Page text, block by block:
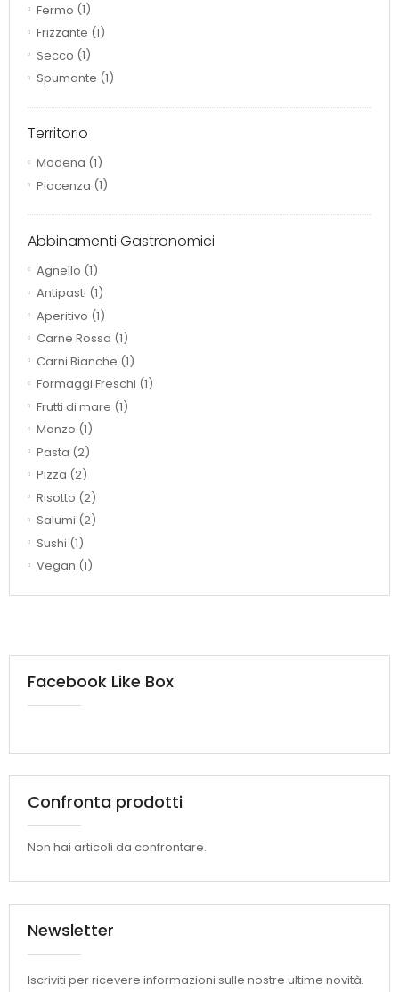
Fermo (1)
Frizzante (1)
Secco (1)
Spumante (1)
Territorio
Modena (1)
Piacenza (1)
Abbinamenti Gastronomici
Agnello (1)
Antipasti (1)
Aperitivo (1)
Carne Rossa (1)
Carni Bianche (1)
Formaggi Freschi (1)
Frutti di mare (1)
Manzo (1)
Pasta (2)
Pizza (2)
Risotto (2)
Salumi (2)
Sushi (1)
Vegan (1)
Facebook Like Box
Confronta prodotti
Non hai articoli da confrontare.
Newsletter
Iscriviti per ricevere informazioni sulle nostre ultime novità.